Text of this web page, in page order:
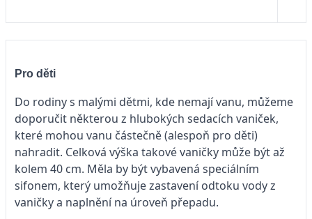
Pro děti
Do rodiny s malými dětmi, kde nemají vanu, můžeme
doporučit některou z hlubokých sedacích vaniček,
které mohou vanu částečně (alespoň pro děti)
nahradit. Celková výška takové vaničky může být až
kolem 40 cm. Měla by být vybavená speciálním
sifonem, který umožňuje zastavení odtoku vody z
vaničky a naplnění na úroveň přepadu.